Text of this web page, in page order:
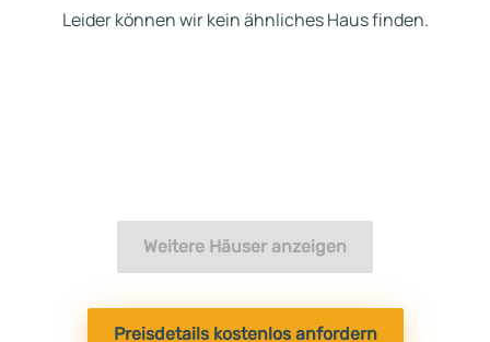
Leider können wir kein ähnliches Haus finden.
Weitere Häuser anzeigen
Preisdetails kostenlos anfordern